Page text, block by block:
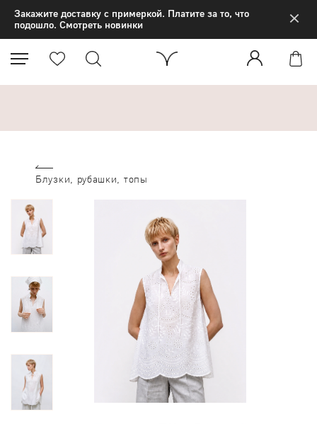
Закажите доставку с примеркой. Платите за то, что
подошло. Смотреть новинки
×
Блузки, рубашки, топы